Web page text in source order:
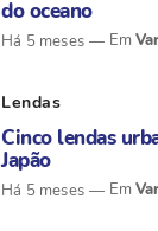
do oceano
Há 5 meses
Lendas
Cinco lendas
Japão
Há 5 meses